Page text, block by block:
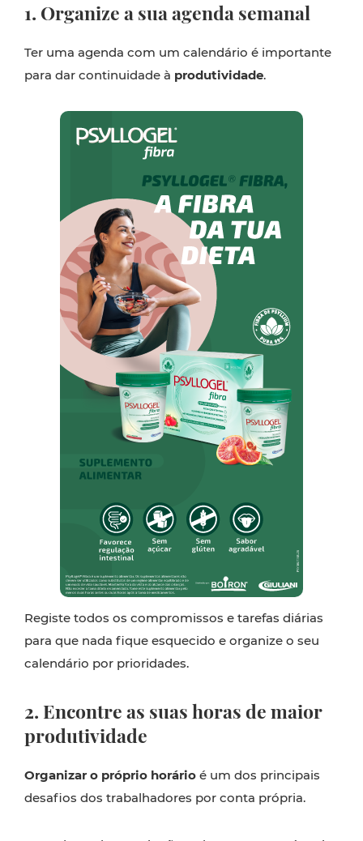
1. Organize a sua agenda semanal
Ter uma agenda com um calendário é importante
para dar continuidade à produtividade.
Registe todos os compromissos e tarefas diárias
para que nada fique esquecido e organize o seu
calendário por prioridades.
2. Encontre as suas horas de maior
produtividade
Organizar o próprio horário é um dos principais
desafios dos trabalhadores por conta própria.